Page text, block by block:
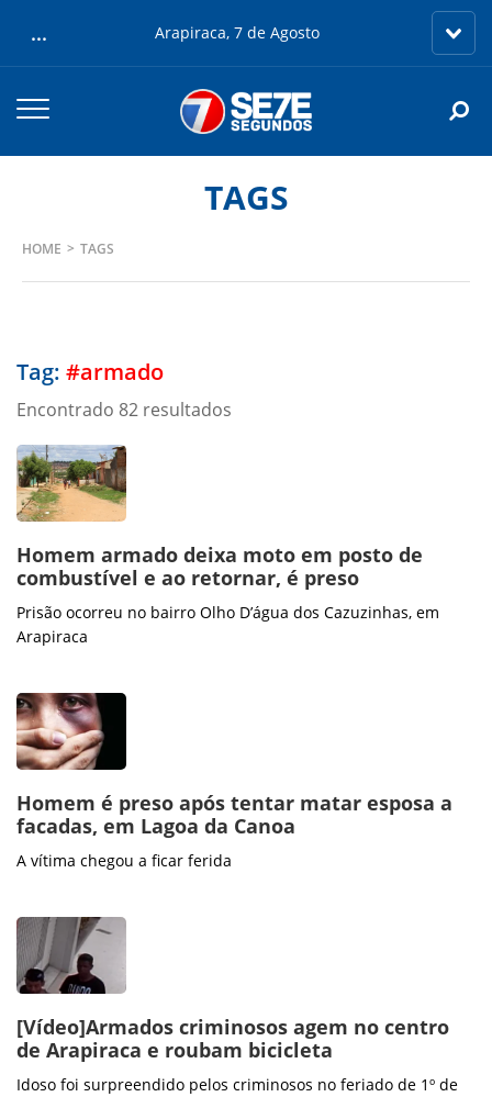
... Arapiraca, 7 de Agosto
HOME TAGS
TAGS
Tag: #armado
Encontrado 82 resultados
Homem armado deixa moto em posto de
combustível e ao retornar, é preso
Prisão ocorreu no bairro Olho D’água dos Cazuzinhas, em
Arapiraca
Homem é preso após tentar matar esposa a
facadas, em Lagoa da Canoa
A vítima chegou a ficar ferida
[Vídeo]Armados criminosos agem no centro
de Arapiraca e roubam bicicleta
Idoso foi surpreendido pelos criminosos no feriado de 1º de